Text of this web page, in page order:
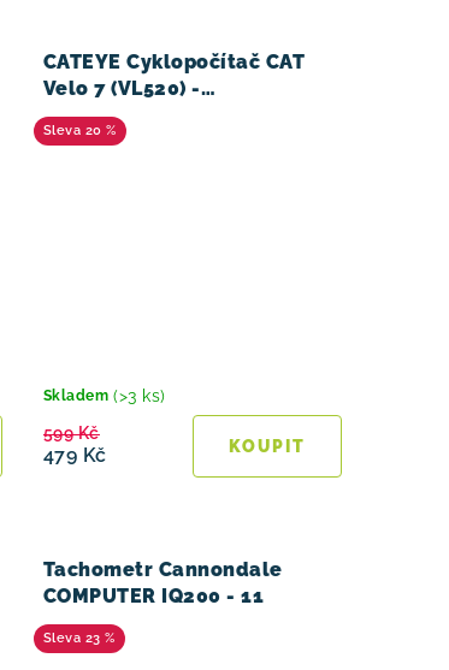
CATEYE Cyklopočítač CAT
Velo 7 (VL520) -
černá/stříbrná
20 %
Skladem (>3 ks)
479 Kč
599 Kč
Tachometr Cannondale
COMPUTER IQ200 - 11
23 %